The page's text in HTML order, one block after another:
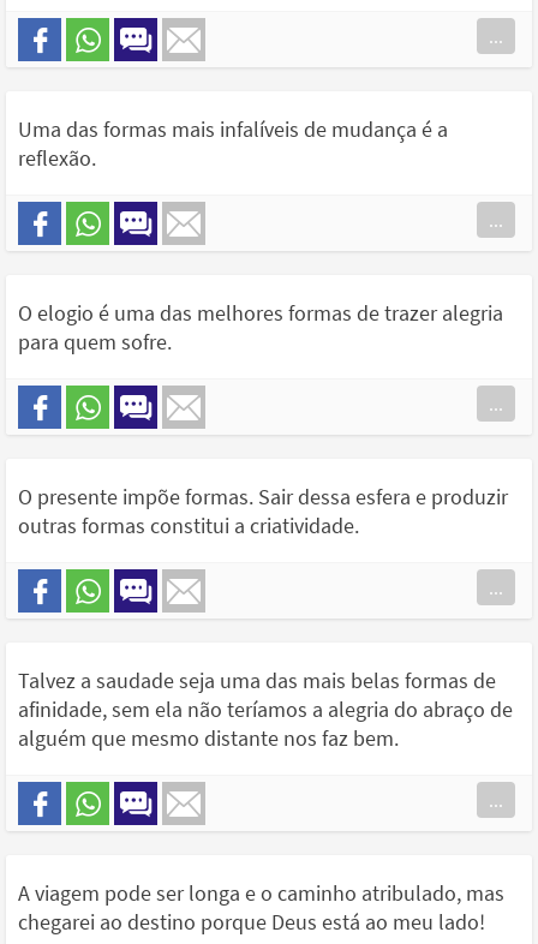
...
Uma das formas mais infalíveis de mudança é a
reflexão.
...
O elogio é uma das melhores formas de trazer alegria
para quem sofre.
...
O presente impõe formas. Sair dessa esfera e produzir
outras formas constitui a criatividade.
...
Talvez a saudade seja uma das mais belas formas de
afinidade, sem ela não teríamos a alegria do abraço de
alguém que mesmo distante nos faz bem.
...
A viagem pode ser longa e o caminho atribulado, mas
chegarei ao destino porque Deus está ao meu lado!